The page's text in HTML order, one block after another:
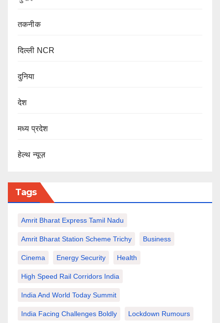
तकनीक
दिल्ली NCR
दुनिया
देश
मध्य प्रदेश
हेल्थ न्यूज़
Tags
Amrit Bharat Express Tamil Nadu
Amrit Bharat Station Scheme Trichy Business
Cinema Energy Security Health
High Speed Rail Corridors India
India And World Today Summit
India Facing Challenges Boldly Lockdown Rumours